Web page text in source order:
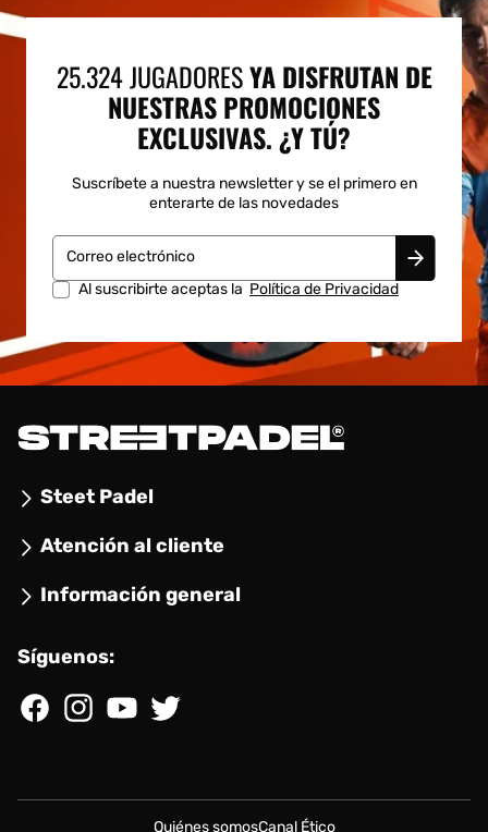
25.324 JUGADORESYA DISFRUTAN DE
NUESTRAS PROMOCIONES
EXCLUSIVAS. ¿Y TÚ?
Suscríbete a nuestra newsletter y se el primero en
enterarte de las novedades
Correo electrónico
Al suscribirte aceptas la Política de Privacidad
Steet Padel
Atención al cliente
Información general
Síguenos:
FacebookInstagramYouTubeTwitter
Quiénes somosCanal Ético